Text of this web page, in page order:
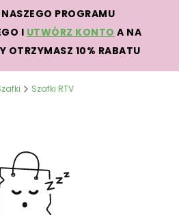
PROGRAMU
I UTWÓRZ KONTO A NA
OTRZYMASZ 10% RABATU
Szafki RTV